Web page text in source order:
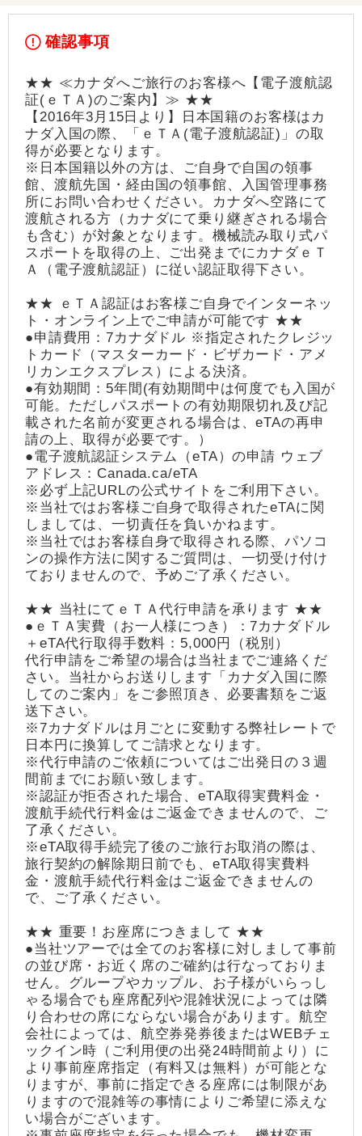
確認事項
★★ ≪カナダへご旅行のお客様へ【電子渡航認
証(ｅＴＡ)のご案内】≫ ★★
【2016年3月15日より】日本国籍のお客様はカ
ナダ入国の際、「ｅＴＡ(電子渡航認証)」の取
得が必要となります。
※日本国籍以外の方は、ご自身で自国の領事
館、渡航先国・経由国の領事館、入国管理事務
所にお問い合わせください。カナダへ空路にて
渡航される方（カナダにて乗り継ぎされる場合
も含む）が対象となります。機械読み取り式パ
スポートを取得の上、ご出発までにカナダｅＴ
Ａ（電子渡航認証）に従い認証取得下さい。
★★ ｅＴＡ認証はお客様ご自身でインターネッ
ト・オンライン上でご申請が可能です ★★
●申請費用：7カナダドル ※指定されたクレジッ
トカード（マスターカード・ビザカード・アメ
リカンエクスプレス）による決済。
●有効期間：5年間(有効期間中は何度でも入国が
可能。ただしパスポートの有効期限切れ及び記
載された名前が変更される場合は、eTAの再申
請の上、取得が必要です。）
●電子渡航認証システム（eTA）の申請 ウェブ
アドレス：Canada.ca/eTA
※必ず上記URLの公式サイトをご利用下さい。
※当社ではお客様ご自身で取得されたeTAに関
しましては、一切責任を負いかねます。
※当社ではお客様自身で取得される際、パソコ
ンの操作方法に関するご質問は、一切受け付け
ておりませんので、予めご了承ください。
★★ 当社にてｅＴＡ代行申請を承ります ★★
●ｅＴＡ実費（お一人様につき）：7カナダドル
＋eTA代行取得手数料：5,000円（税別）
代行申請をご希望の場合は当社までご連絡くだ
さい。当社からお送りします「カナダ入国に際
してのご案内」をご参照頂き、必要書類をご返
送下さい。
※7カナダドルは月ごとに変動する弊社レートで
日本円に換算してご請求となります。
※代行申請のご依頼についてはご出発日の３週
間前までにお願い致します。
※認証が拒否された場合、eTA取得実費料金・
渡航手続代行料金はご返金できませんので、ご
了承ください。
※eTA取得手続完了後のご旅行お取消の際は、
旅行契約の解除期日前でも、eTA取得実費料
金・渡航手続代行料金はご返金できませんの
で、ご了承ください。
★★ 重要！お座席につきまして ★★
●当社ツアーでは全てのお客様に対しまして事前
の並び席・お近く席のご確約は行なっておりま
せん。グループやカップル、お子様がいらっし
ゃる場合でも座席配列や混雑状況によっては隣
り合わせの席にならない場合があります。航空
会社によっては、航空券発券後またはWEBチェ
ックイン時（ご利用便の出発24時間前より）に
より事前座席指定（有料又は無料）が可能とな
りますが、事前に指定できる座席には制限があ
りますので混雑等の事情によりご希望に添えな
い場合がございます。